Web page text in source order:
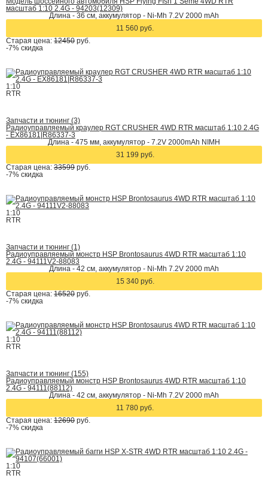
масштаб 1:10 2.4G - 94203(12309)
Длина - 36 см, аккумулятор - Ni-Mh 7.2V 2000 mAh
11 560 руб.
Старая цена: 12450 руб.
-7% скидка
1:10
RTR
Запчасти и тюнинг (3)
Радиоуправляемый краулер RGT CRUSHER 4WD RTR масштаб 1:10 2.4G
- EX86181|R86337-3
Длина - 475 мм, аккумулятор - 7.2V 2000mAh NIMH
31 199 руб.
Старая цена: 33599 руб.
-7% скидка
1:10
RTR
Запчасти и тюнинг (1)
Радиоуправляемый монстр HSP Brontosaurus 4WD RTR масштаб 1:10
2.4G - 94111V2-88083
Длина - 42 cм, аккумулятор - Ni-Mh 7.2V 2000 mAh
15 340 руб.
Старая цена: 16520 руб.
-7% скидка
1:10
RTR
Запчасти и тюнинг (155)
Радиоуправляемый монстр HSP Brontosaurus 4WD RTR масштаб 1:10
2.4G - 94111(88112)
Длина - 42 cм, аккумулятор - Ni-Mh 7.2V 2000 mAh
11 780 руб.
Старая цена: 12690 руб.
-7% скидка
1:10
RTR